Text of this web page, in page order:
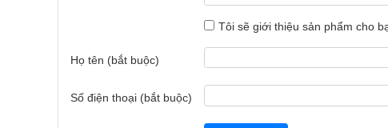
Tôi sẽ giới thiệu sản phẩm cho
Họ tên (bắt buộc)
Số điện thoại (bắt buộc)